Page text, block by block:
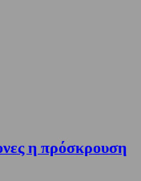
η πρόσκρουση